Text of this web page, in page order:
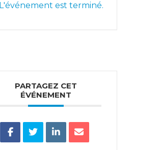
L'événement est terminé.
PARTAGEZ CET
ÉVÉNEMENT